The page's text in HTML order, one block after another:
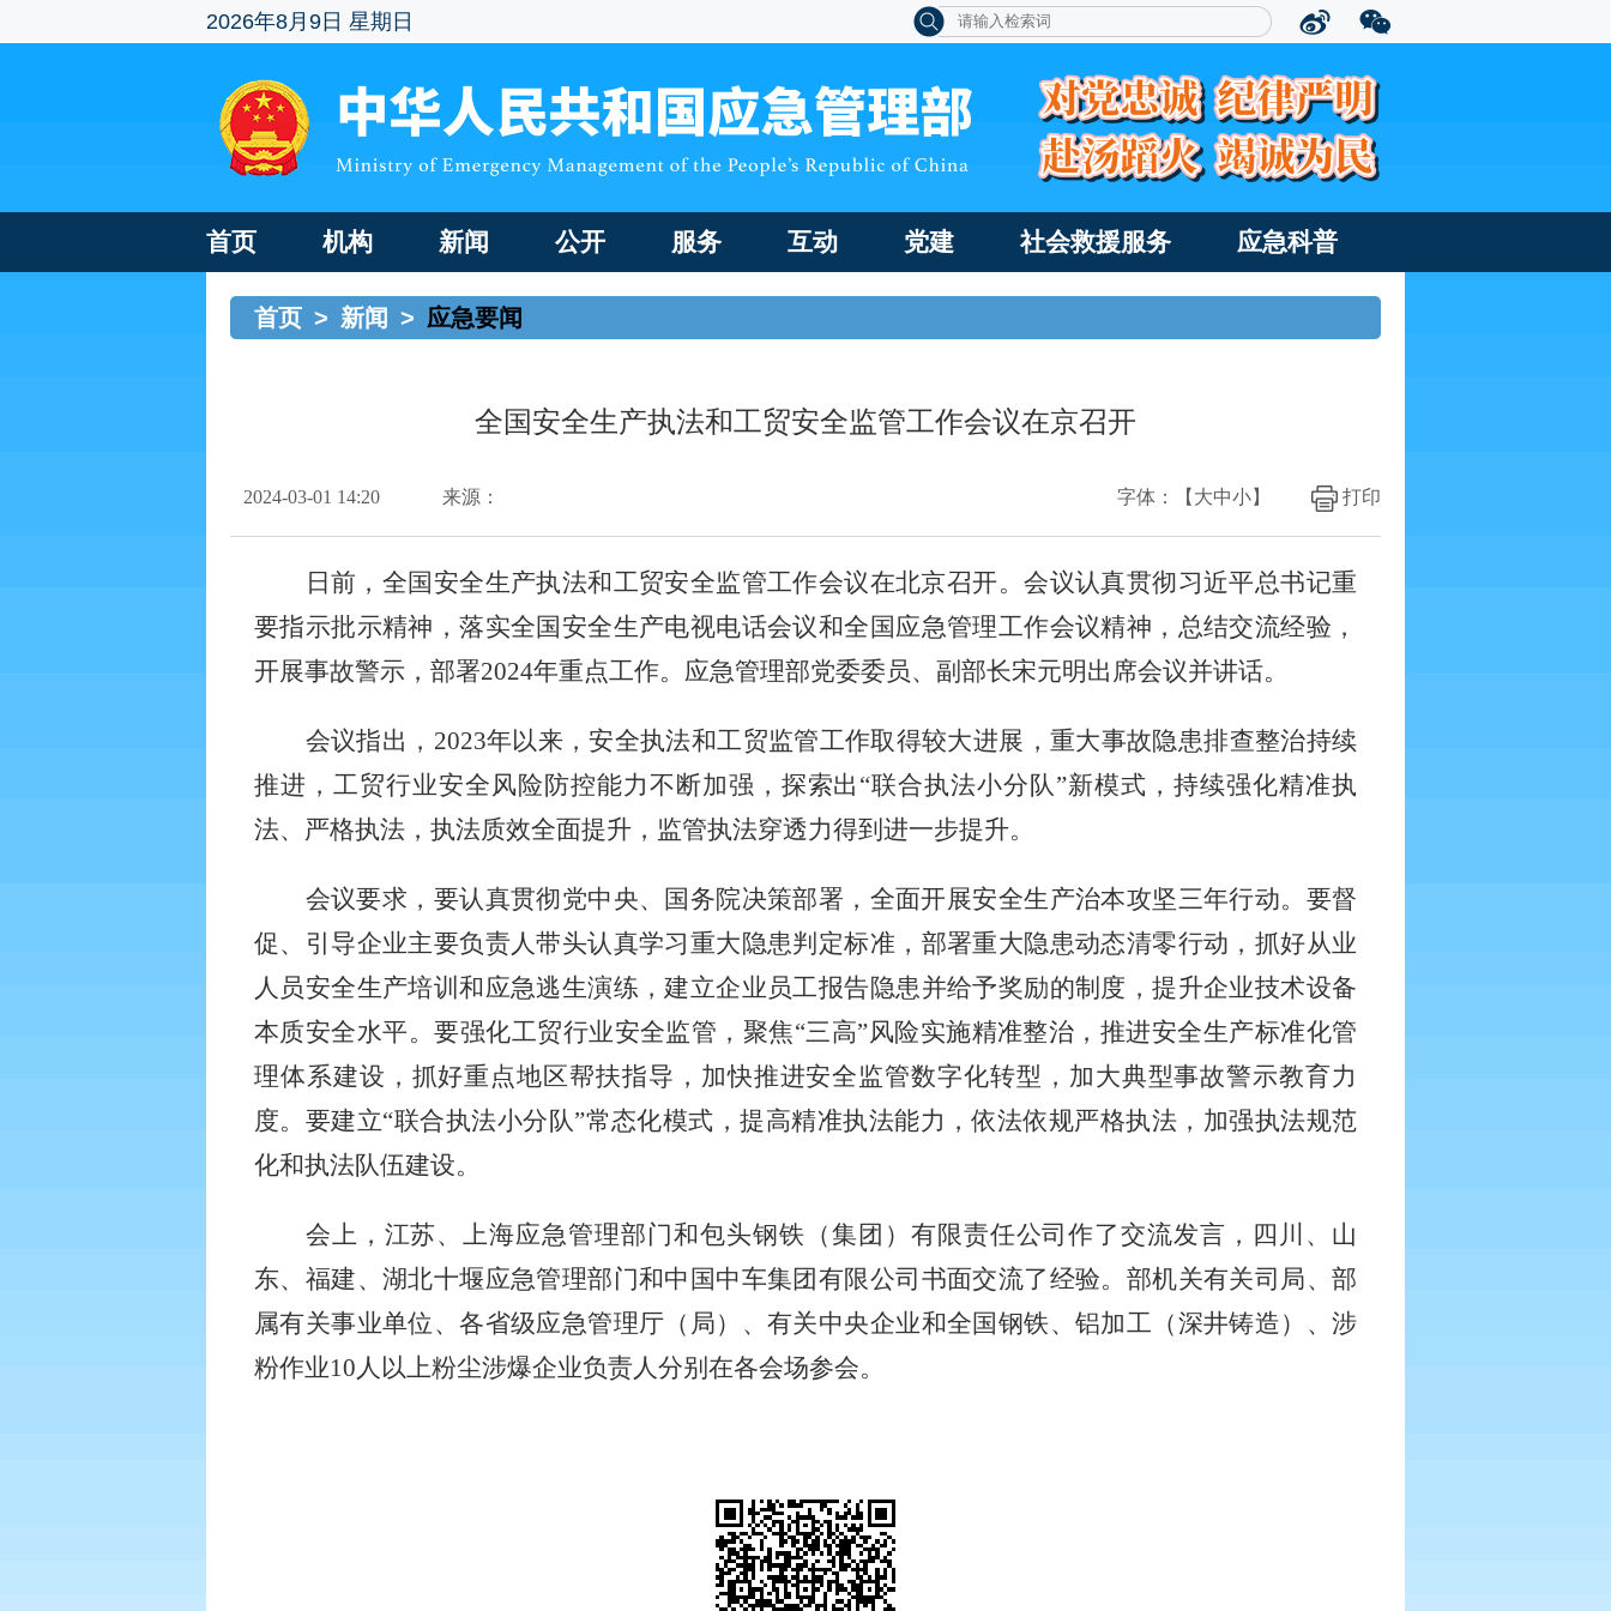
2026年8月9日 星期日
首页 机构 新闻 公开 服务 互动 党建 社会救援服务 应急科普
首页 > 新闻 > 应急要闻
全国安全生产执法和工贸安全监管工作会议在京召开
2024-03-01 14:20 来源： 打印
字体：【 大中小】
日前，全国安全生产执法和工贸安全监管工作会议在北京召开。会议认真贯彻习近平总书记重
要指示批示精神，落实全国安全生产电视电话会议和全国应急管理工作会议精神，总结交流经验，
开展事故警示，部署2024年重点工作。应急管理部党委委员、副部长宋元明出席会议并讲话。
会议指出， 2023年以来，安全执法和工贸监管工作取得较大进展，重大事故隐患排查整治持续
推进，工贸行业安全风险防控能力不断加强，探索出“联合执法小分队”新模式，持续强化精准执
法、严格执法，执法质效全面提升，监管执法穿透力得到进一步提升。
会议要求，要认真贯彻党中央、国务院决策部署，全面开展安全生产治本攻坚三年行动。要督
促、引导企业主要负责人带头认真学习重大隐患判定标准，部署重大隐患动态清零行动，抓好从业
人员安全生产培训和应急逃生演练，建立企业员工报告隐患并给予奖励的制度，提升企业技术设备
本质安全水平。要强化工贸行业安全监管，聚焦“三高”风险实施精准整治，推进安全生产标准化管
理体系建设，抓好重点地区帮扶指导，加快推进安全监管数字化转型，加大典型事故警示教育力
度。要建立“联合执法小分队”常态化模式，提高精准执法能力，依法依规严格执法，加强执法规范
化和执法队伍建设。
会上，江苏、上海应急管理部门和包头钢铁（集团）有限责任公司作了交流发言，四川、山
东、福建、湖北十堰应急管理部门和中国中车集团有限公司书面交流了经验。部机关有关司局、部
属有关事业单位、各省级应急管理厅（局）、有关中央企业和全国钢铁、铝加工（深井铸造）、涉
粉作业10人以上粉尘涉爆企业负责人分别在各会场参会。